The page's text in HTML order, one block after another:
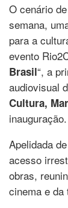
O cenário de
semana,
para a
evento
Brasil“, a
audiovisual
Cultura,
inauguração.
Apelidada de
acesso
obras,
cinema e da